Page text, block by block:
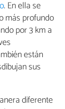
. En ella se
más profundo
por 3 km a
están
sus
diferente